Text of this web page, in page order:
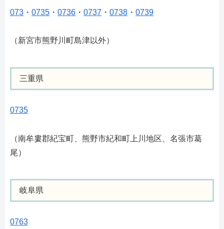
073 ・ 0735 ・ 0736 ・ 0737 ・ 0738 ・ 0739
（新宮市熊野川町島津以外）
三重県
0735
（南牟婁郡紀宝町、熊野市紀和町上川地区、名張市葛
尾）
岐阜県
0763